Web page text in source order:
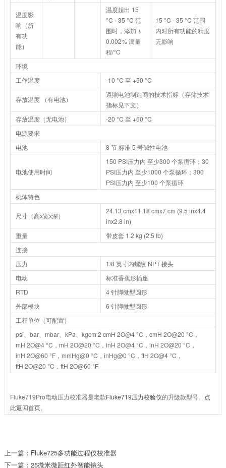
温度影
响（所
有功
能）
温度超出 15
°C - 35 °C 范
围时，添加 ±
0.002% 满量
程/°C
15 °C - 35 °C 范围
内对所有功能的精度
无影响
环境
工作温度
-10 °C 至 +50 °C
存放温度 （有电池）
遵照电池制造商的技术指标（存储技术
指标见下文）
存放温度（无电池）
-20 °C 至 +60 °C
电源要求
电池
8 节 标准 5 号碱性电池
电池使用时间
150 PSI压力内 至少300 个泵循环；30
PSI压力内 至少1000 个泵循环；300
PSI压力内 至少100 个泵循环
机体特色
尺寸（高x宽x深）
24.13 cmx11.18 cmx7 cm (9.5 inx4.4
inx2.8 in)
重量
带皮套 1.2 kg (2.5 lb)
连接
压力
1/8 英寸内螺纹 NPT 接头
电动
标准香蕉形插座
RTD
4 针脚微型圆形
外部模块
6 针脚微型圆形
工程单位（可配置）
psi、bar、mbar、kPa、kgcm 2 cmH 2O@4 °C，cmH 2O@20 °C，
mH 2O@4 °C，mH 2O@20 °C，inH 2O@4 °C，inH 2O@20 °C，
inH 2O@60 °F，mmHg@0 °C，inHg@0 °C，ftH 2O@4 °C，
ftH 2O@20 °C，ftH 2O@60 °F
Fluke719Pro电动压力校准器是老款Fluke719压力校验仪的升级款型号。
点
此返回首页。
上一篇：Fluke725多功能过程仪校准器
下一篇：25微米微距红外智能镜头